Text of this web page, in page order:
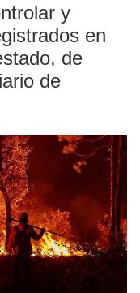
y
en
de
de